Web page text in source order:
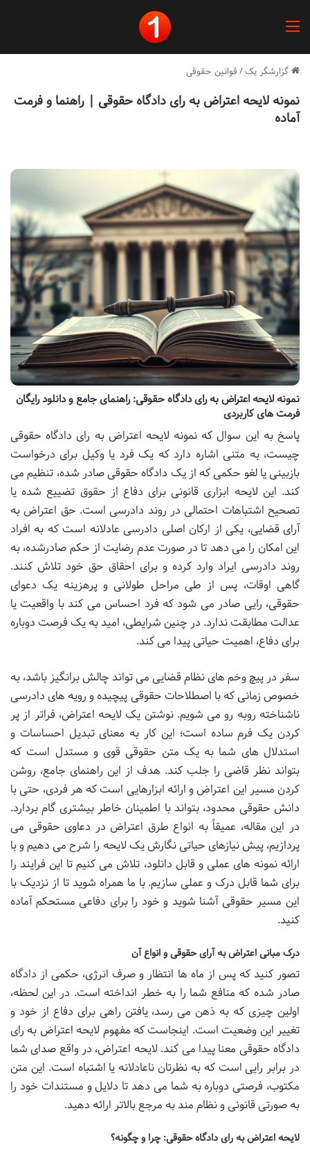
گزارشگر یک/ قوانین حقوقی
نمونه لایحه اعتراض به رای دادگاه حقوقی | راهنما و فرمت
آماده
نمونه لایحه اعتراض به رای دادگاه حقوقی: راهنمای جامع و دانلود رایگان
فرمت های کاربردی
پاسخ به این سوال که نمونه لایحه اعتراض به رای دادگاه حقوقی
چیست، به متنی اشاره دارد که یک فرد یا وکیل برای درخواست
بازبینی یا لغو حکمی که از یک دادگاه حقوقی صادر شده، تنظیم می
کند. این لایحه ابزاری قانونی برای دفاع از حقوق تضییع شده یا
تصحیح اشتباهات احتمالی در روند دادرسی است. حق اعتراض به
آرای قضایی، یکی از ارکان اصلی دادرسی عادلانه است که به افراد
این امکان را می دهد تا در صورت عدم رضایت از حکم صادرشده، به
روند دادرسی ایراد وارد کرده و برای احقاق حق خود تلاش کنند.
گاهی اوقات، پس از طی مراحل طولانی و پرهزینه یک دعوای
حقوقی، رایی صادر می شود که فرد احساس می کند با واقعیت یا
عدالت مطابقت ندارد. در چنین شرایطی، امید به یک فرصت دوباره
برای دفاع، اهمیت حیاتی پیدا می کند.
سفر در پیچ وخم های نظام قضایی می تواند چالش برانگیز باشد، به
خصوص زمانی که با اصطلاحات حقوقی پیچیده و رویه های دادرسی
ناشناخته روبه رو می شویم. نوشتن یک لایحه اعتراض، فراتر از پر
کردن یک فرم ساده است؛ این کار به معنای تبدیل احساسات و
استدلال های شما به یک متن حقوقی قوی و مستدل است که
بتواند نظر قاضی را جلب کند. هدف از این راهنمای جامع، روشن
کردن مسیر این اعتراض و ارائه ابزارهایی است که هر فردی، حتی با
دانش حقوقی محدود، بتواند با اطمینان خاطر بیشتری گام بردارد.
در این مقاله، عمیقاً به انواع طرق اعتراض در دعاوی حقوقی می
پردازیم، پیش نیازهای حیاتی نگارش یک لایحه را شرح می دهیم و با
ارائه نمونه های عملی و قابل دانلود، تلاش می کنیم تا این فرایند را
برای شما قابل درک و عملی سازیم. با ما همراه شوید تا از نزدیک با
این مسیر حقوقی آشنا شوید و خود را برای دفاعی مستحکم آماده
کنید.
درک مبانی اعتراض به آرای حقوقی و انواع آن
تصور کنید که پس از ماه ها انتظار و صرف انرژی، حکمی از دادگاه
صادر شده که منافع شما را به خطر انداخته است. در این لحظه،
اولین چیزی که به ذهن می رسد، یافتن راهی برای دفاع از خود و
تغییر این وضعیت است. اینجاست که مفهوم لایحه اعتراض به رای
دادگاه حقوقی معنا پیدا می کند. لایحه اعتراض، در واقع صدای شما
در برابر رایی است که به نظرتان ناعادلانه یا اشتباه است. این متن
مکتوب، فرصتی دوباره به شما می دهد تا دلایل و مستندات خود را
به صورتی قانونی و نظام مند به مرجع بالاتر ارائه دهید.
لایحه اعتراض به رای دادگاه حقوقی: چرا و چگونه؟